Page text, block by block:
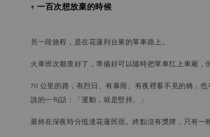
𖥧 一百次想放棄的時候
另一段旅程，是在花蓮到台東的單車路上。
火車班次都查好了，準備好可以隨時把單車扛上車廂，
70 公里的路，有烈日、有暴雨、有夜裡看不見的橋，
說的一句話：「運動，就是堅持。」
最終在深夜時分抵達花蓮民宿。終點沒有獎牌，只有一